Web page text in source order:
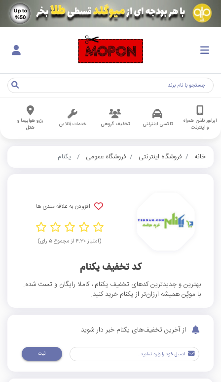
اپراتور تلفن همراه
و اینترنت
تاکسی اینترنتی تخفیف گروهی خدمات آنلاین
رزرو هواپیما و
هتل
خانه فروشگاه اینترنتی فروشگاه عمومی یکنام
افزودن به علاقه مندی ها
(امتیاز ۴.۳۰ از مجموع ۵ رای)
کد تخفیف یکنام
بهترین و جدیدترین کدهای تخفیف یکنام ، کاملا رایگان و تست شده.
با موپُن همیشه ارزان‌تر از یکنام خرید کنید.
از آخرین تخفیف‌های یکنام خبر دار شوید
ثبت